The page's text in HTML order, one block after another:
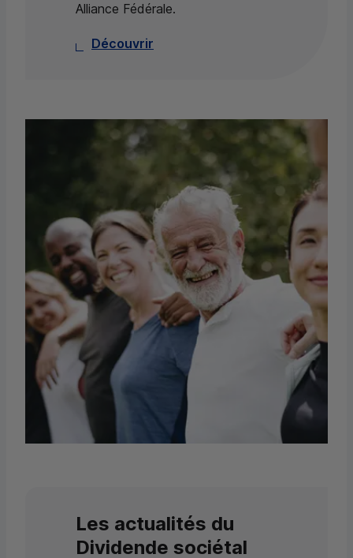
Alliance Fédérale.
Découvrir
Les actualités du
Dividende sociétal